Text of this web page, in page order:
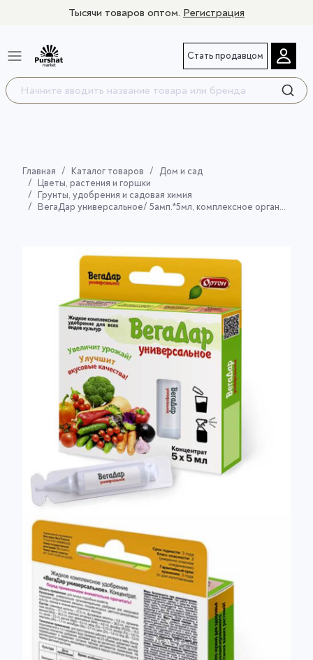
Тысячи товаров оптом. Регистрация
Стать продавцом
Главная Каталог товаров
Дом и сад
Цветы, растения и горшки
Грунты, удобрения и садовая химия
ВегаДар универсальное/ 5амп.*5мл, комплексное органоминеральное удобрение со стимулирующим эффектом (концентрат)